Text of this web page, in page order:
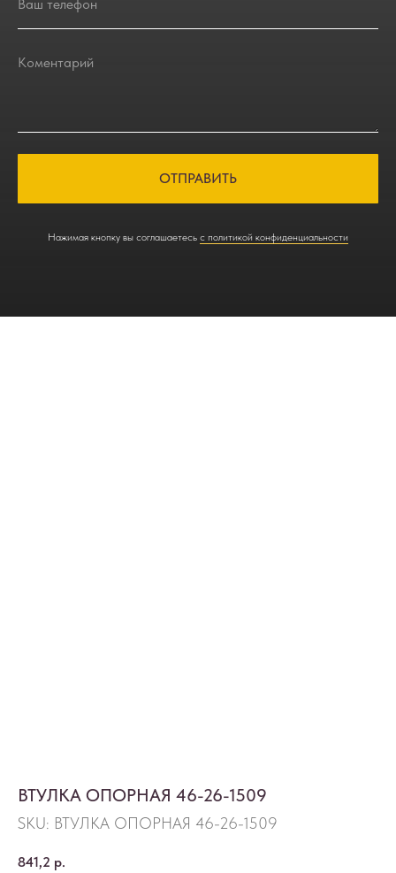
ОТПРАВИТЬ
Нажимая кнопку вы соглашаетесь с политикой конфиденциальности
ВТУЛКА ОПОРНАЯ 46-26-1509
SKU: ВТУЛКА ОПОРНАЯ 46-26-1509
841,2 р.